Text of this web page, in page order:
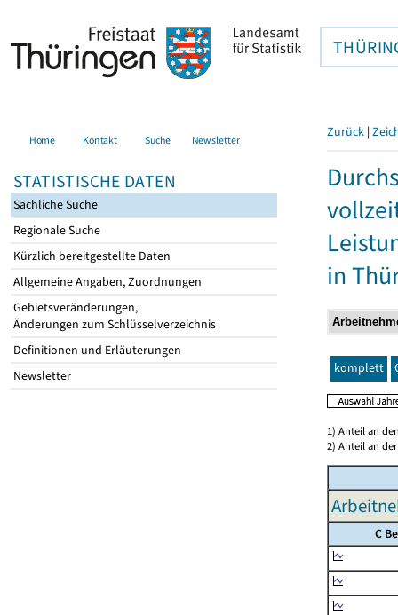
Home Kontakt Suche Newsletter
STATISTISCHE DATEN
Sachliche Suche
Regionale Suche
Kürzlich bereitgestellte Daten
Allgemeine Angaben, Zuordnungen
Gebietsveränderungen,
Änderungen zum Schlüsselverzeichnis
Definitionen und Erläuterungen
Newsletter
Zurück |
in
komplett
1) Anteil an
2) Anteil an
C